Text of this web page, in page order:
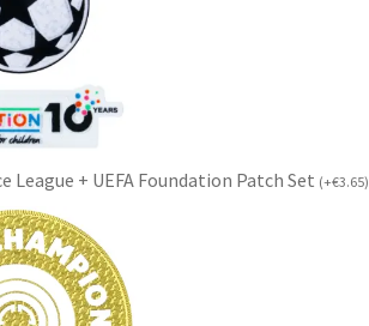
League + UEFA Foundation Patch Set (+€3.65)